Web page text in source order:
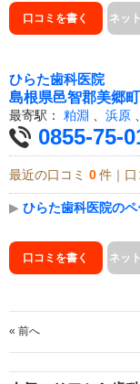
口コミを書く ネッ
ひらた歯科医院
島根県邑智郡美郷町
最寄駅： 粕淵 、 浜原 、
0855-75-
最近の口コミ 0 件｜口
▶ ひらた歯科医院の
口コミを書く ネッ
« 前へ